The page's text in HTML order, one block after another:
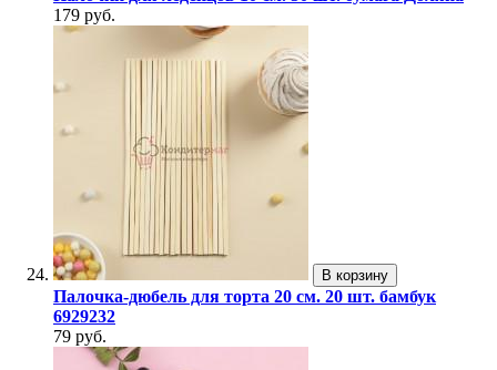
179 руб.
В корзину
Палочка-дюбель для торта 20 см. 20 шт. бамбук
6929232
79 руб.